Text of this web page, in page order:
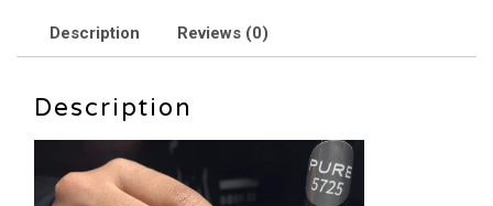
Description Reviews (0)
Description